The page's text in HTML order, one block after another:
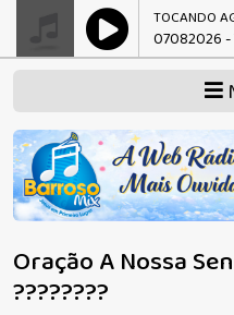
TOCANDO
Oração A Nossa
????????